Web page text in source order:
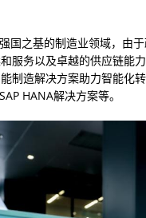
国之基的制造业领域，由
服务以及卓越的供应链能
制造解决方案助力智能化
HANA解决方案等。